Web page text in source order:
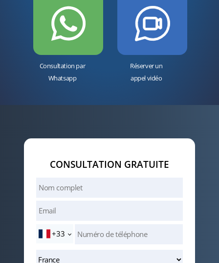
Consultation par
Whatsapp
Réserver un
appel vidéo
CONSULTATION GRATUITE
+33